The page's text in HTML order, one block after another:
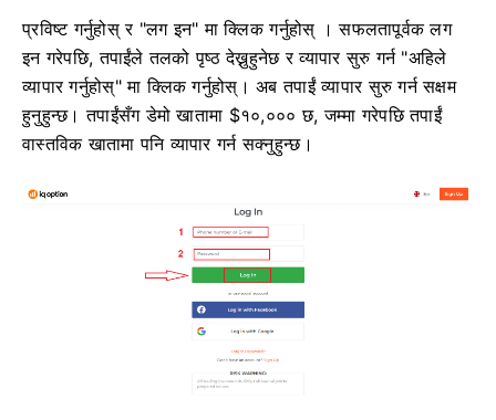
प्रविष्ट गर्नुहोस् र "लग इन" मा क्लिक गर्नुहोस् । सफलतापूर्वक लग
इन गरेपछि, तपाईंले तलको पृष्ठ देख्नुहुनेछ र व्यापार सुरु गर्न "अहिले
व्यापार गर्नुहोस्" मा क्लिक गर्नुहोस्।अब तपाईं व्यापार सुरु गर्न सक्षम
हुनुहुन्छ। तपाईंसँग डेमो खातामा $१०,००० छ, जम्मा गरेपछि तपाईं
वास्तविक खातामा पनि व्यापार गर्न सक्नुहुन्छ।